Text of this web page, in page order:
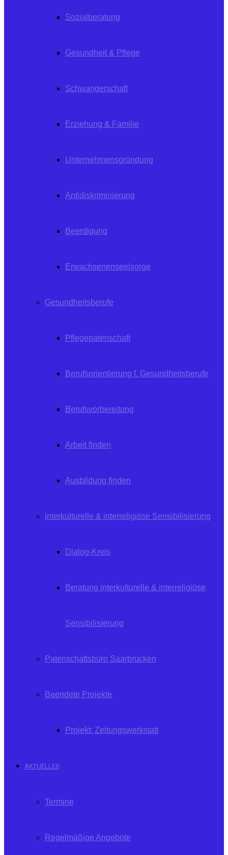
Sozialberatung
Gesundheit & Pflege
Schwangerschaft
Erziehung & Familie
Unternehmensgründung
Antidiskriminierung
Beerdigung
Erwachsenenseelsorge
Gesundheitsberufe
Pflegepatenschaft
Berufsorientierung f. Gesundheitsberufe
Berufsvorbereitung
Arbeit finden
Ausbildung finden
interkulturelle & interreligiöse Sensibilisierung
Dialog-Kreis
Beratung interkulturelle & interreligiöse
Sensibilisierung
Patenschaftsbüro Saarbrücken
Beendete Projekte
Projekt: Zeitungswerkstatt
AKTUELLES
Termine
Regelmäßige Angebote